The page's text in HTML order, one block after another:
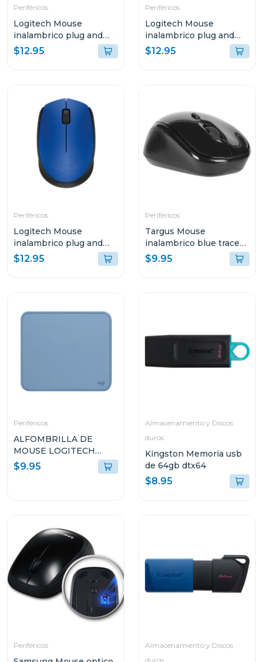
Periféricos
Logitech Mouse
inalambrico plug and
play gris azulado m170
$12.95
Periféricos
Logitech Mouse
inalambrico plug and
play negro m170
$12.95
Periféricos
Logitech Mouse
inalambrico plug and
play azul m170
$12.95
Periféricos
Targus Mouse
inalambrico blue trace
optico color negro
$9.95
Periféricos
ALFOMBRILLA DE
MOUSE LOGITECH
956000038
$9.95
Almacenamiento y Discos
duros
Kingston Memoria usb
de 64gb dtx64
$8.95
Periféricos
Almacenamiento y Discos
duros